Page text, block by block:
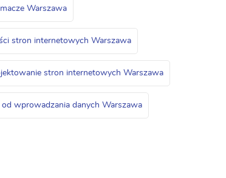
Warszawa
stron internetowych Warszawa
stron internetowych Warszawa
od wprowadzania danych Warszawa